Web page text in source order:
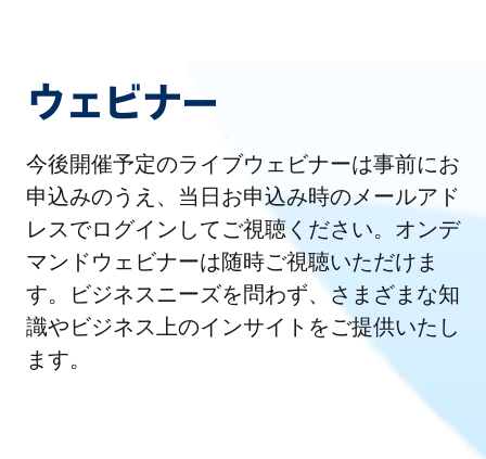
ウェビナー
今後開催予定のライブウェビナーは事前にお
申込みのうえ、当日お申込み時のメールアド
レスでログインしてご視聴ください。オンデ
マンドウェビナーは随時ご視聴いただけま
す。ビジネスニーズを問わず、さまざまな知
識やビジネス上のインサイトをご提供いたし
ます。